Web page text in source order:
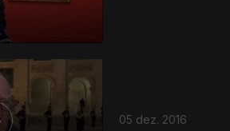
05 dez. 2016